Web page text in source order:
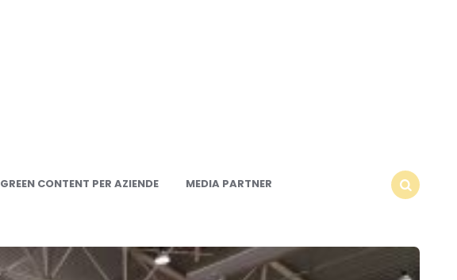
GREEN CONTENT PER AZIENDE
MEDIA PARTNER